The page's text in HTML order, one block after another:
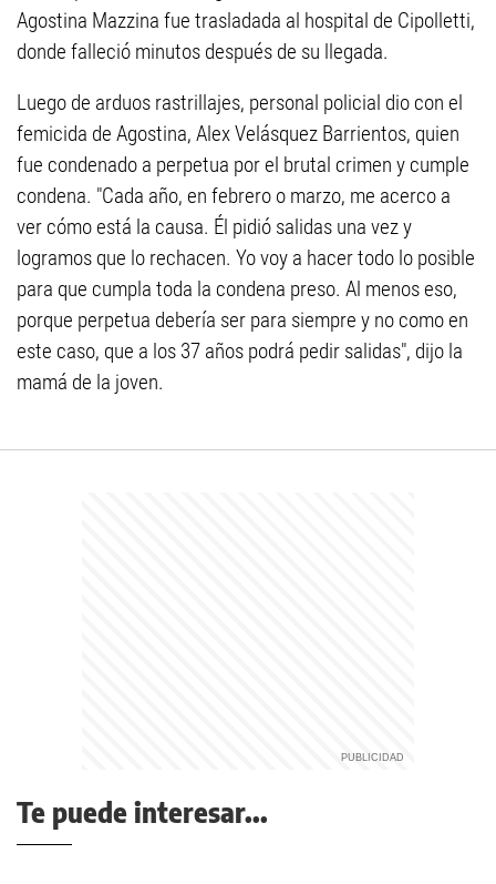
Agostina Mazzina fue trasladada al hospital de Cipolletti,
donde falleció minutos después de su llegada.
Luego de arduos rastrillajes, personal policial dio con el
femicida de Agostina, Alex Velásquez Barrientos, quien
fue condenado a perpetua por el brutal crimen y cumple
condena. "Cada año, en febrero o marzo, me acerco a
ver cómo está la causa. Él pidió salidas una vez y
logramos que lo rechacen. Yo voy a hacer todo lo posible
para que cumpla toda la condena preso. Al menos eso,
porque perpetua debería ser para siempre y no como en
este caso, que a los 37 años podrá pedir salidas", dijo la
mamá de la joven.
Te puede interesar...